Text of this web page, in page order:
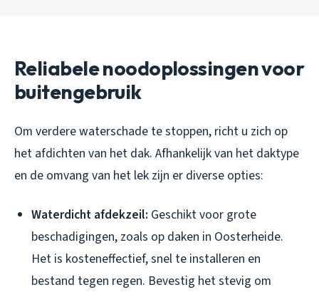
Reliabele noodoplossingen voor
buitengebruik
Om verdere waterschade te stoppen, richt u zich op
het afdichten van het dak. Afhankelijk van het daktype
en de omvang van het lek zijn er diverse opties:
Waterdicht afdekzeil: Geschikt voor grote
beschadigingen, zoals op daken in Oosterheide.
Het is kosteneffectief, snel te installeren en
bestand tegen regen. Bevestig het stevig om